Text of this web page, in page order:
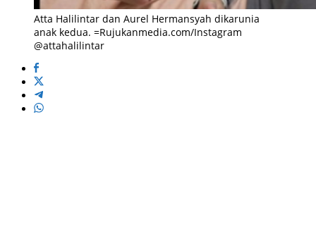
Atta Halilintar dan Aurel Hermansyah dikarunia
anak kedua. =Rujukanmedia.com/Instagram
@attahalilintar